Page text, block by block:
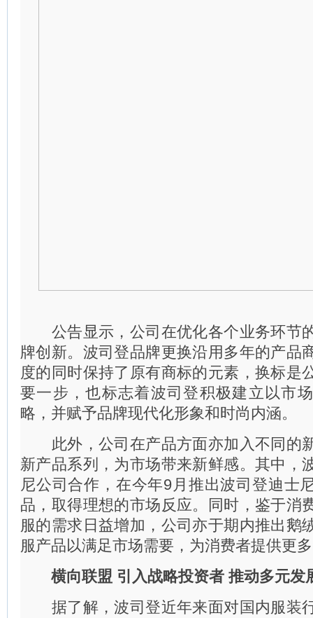
公告显示，公司在优化各个业务环节
牌创新。波司登品牌更换沿用多年的产品
度的同时保持了原有商标的元素，换标是
要一步，也标志着波司登积极建立以市
略，并赋予品牌现代化形象和时尚内涵。
此外，公司在产品方面亦加入不同的
新产品系列，为市场带来新鲜感。其中，
尼公司合作，在今年9月推出波司登迪士
品，取得理想的市场反应。同时，鉴于消
服的需求日益增加，公司亦于期内推出鹅
服产品以满足市场需要，为消费者提供更
横向联盟 引入战略投资者 推动多元发
据了解，波司登近年来面对国内服装